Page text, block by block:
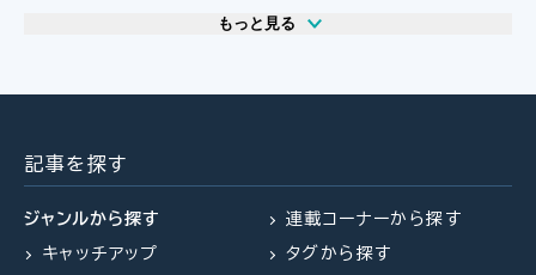
もっと見る
したい！老後資金は大丈夫？
FP・専門家に聞く
と株価評価・特例措置の行方(山田
&パートナーズ 宇田川氏、金沢
氏、西内氏)
え・リノベがより円滑に
FPトレンドウォッチ
記事を探す
ジャンルから探す
キャッチアップ
連載コーナーから探す
タグから探す